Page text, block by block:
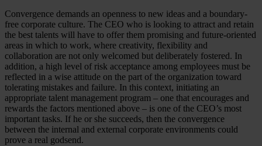
Convergence demands an openness to new ideas and a boundary-
free corporate culture. The CEO who is looking to attract and retain
the best talents will have to offer them promising and future-oriented
areas in which to work, where creativity, flexibility and
collaboration are not only welcomed but deliberately fostered. In
addition, a high level of risk acceptance among employees must be
reflected in a wise attitude on the part of the organization toward
tolerating mistakes and failure. In this context, initiating an
appropriate talent management program – one that encourages and
rewards the factors mentioned above – is one of the CEO’s most
important tasks. If he or she succeeds, then the convergence
between the internal and external corporate environments could
prove a real godsend.